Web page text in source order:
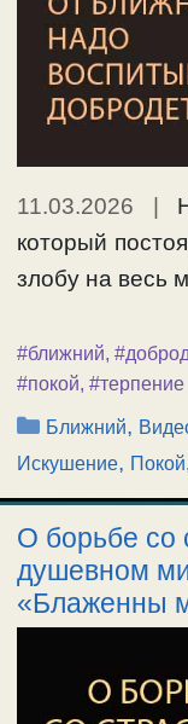
11.03.2026
который
злобу на весь
#ближний,
#покой, #терпение
Рубрики
Ближний,
Искушение,
О борьбе со
душевном
«Блаженны